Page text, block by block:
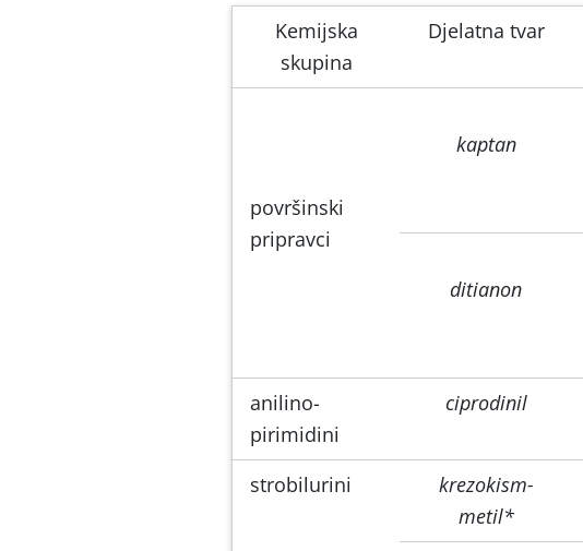
Kemijska
skupina
Djelatna tvar
površinski
pripravci
kaptan
ditianon
anilino-
pirimidini
ciprodinil
strobilurini
krezokism-
metil*